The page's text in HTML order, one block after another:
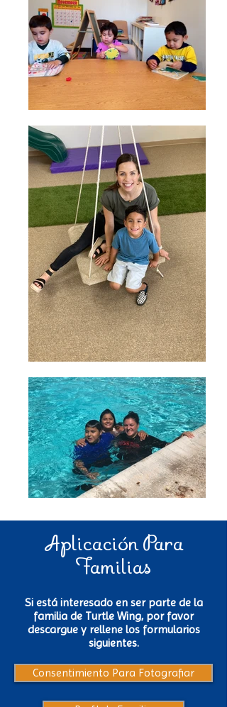
Aplicación Para
Familias
Si está interesado en ser parte de la
familia de Turtle Wing, por favor
descargue y rellene los formularios
siguientes.
Consentimiento Para Fotografiar